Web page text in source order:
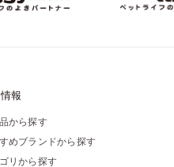
報
から探す
めブランドから探す
リから探す